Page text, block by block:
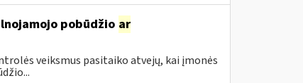
pobūdžio ar
veiksmus pasitaiko atvejų, kai įmonės